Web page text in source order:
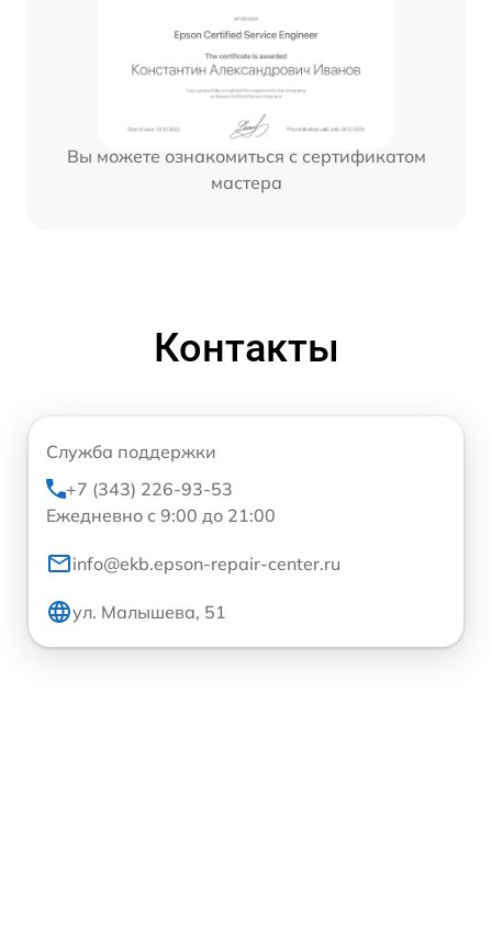
Вы можете ознакомиться с сертификатом
мастера
Контакты
Служба поддержки
+7 (343) 226-93-53
Ежедневно с 9:00 до 21:00
info@ekb.epson-repair-center.ru
ул. Малышева, 51